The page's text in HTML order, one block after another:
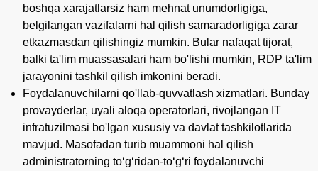
boshqa xarajatlarsiz ham mehnat unumdorligiga,
belgilangan vazifalarni hal qilish samaradorligiga zarar
etkazmasdan qilishingiz mumkin. Bular nafaqat tijorat,
balki ta'lim muassasalari ham bo'lishi mumkin, RDP ta'lim
jarayonini tashkil qilish imkonini beradi.
Foydalanuvchilarni qo'llab-quvvatlash xizmatlari. Bunday
provayderlar, uyali aloqa operatorlari, rivojlangan IT
infratuzilmasi bo'lgan xususiy va davlat tashkilotlarida
mavjud. Masofadan turib muammoni hal qilish
administratorning to‘g‘ridan-to‘g‘ri foydalanuvchi